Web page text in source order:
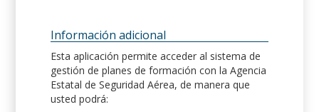
Información adicional
Esta aplicación permite acceder al sistema de
gestión de planes de formación con la Agencia
Estatal de Seguridad Aérea, de manera que
usted podrá: